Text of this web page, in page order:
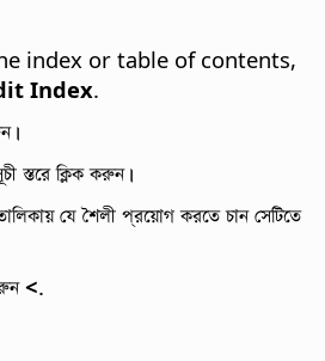
index or table of contents,
Index.
স্তরে ক্লিক করুন।
যে শৈলী প্রয়োগ করতে চান সেটিতে
<.